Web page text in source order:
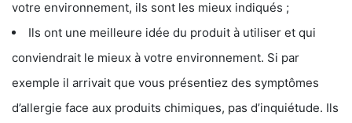
votre environnement, ils sont les mieux indiqués ;
Ils ont une meilleure idée du produit à utiliser et qui
conviendrait le mieux à votre environnement. Si par
exemple il arrivait que vous présentiez des symptômes
d’allergie face aux produits chimiques, pas d’inquiétude. Ils